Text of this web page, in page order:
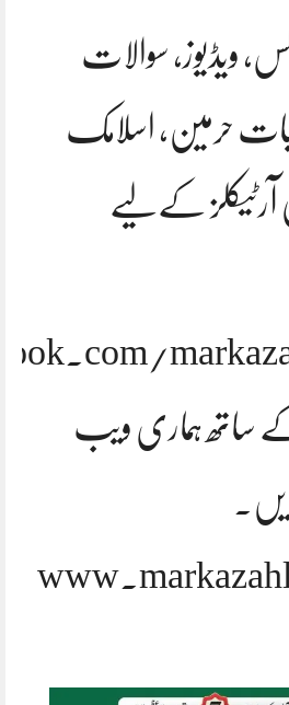
ویڈیوز، سوالات
حرمین، اسلامک
آرٹیکلز کےلیے
ساتھ ہماری ویب